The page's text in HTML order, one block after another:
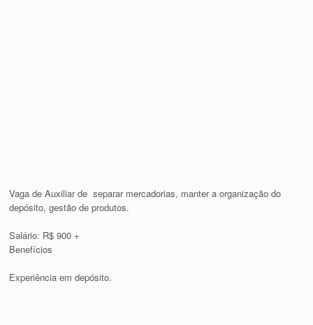
Vaga de Auxiliar de separar mercadorias, manter a organização do
depósito, gestão de produtos.
Salário: R$ 900 +
Benefícios
Experiência em depósito.